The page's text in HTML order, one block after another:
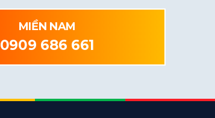
MIỀN NAM
0909 686 661